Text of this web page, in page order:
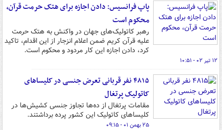
پاپ فرانسیس: دادن اجازه برای هتک حرمت قرآن،
محکوم است
رهبر کاتولیک‌های جهان در واکنش به هتک حرمت
علیه قرآن کریم ضمن اعلام انزجار از این اقدام، تاکید
کرد، دادن اجازه این کار مردود و محکوم است.
۱۲ تیر ۰۲ - ۱۰:۵۱
۴۸۱۵ نفر قربانی تعرض جنسی در کلیساهای
کاتولیک پرتغال
مقامات پرتغال از ده‌ها تجاوز جنسی کشیش‌ها در
کلیساهای کاتولیک این کشور پرده برداشتند.
۲۵ بهمن ۰۱ - ۰۹:۱۵